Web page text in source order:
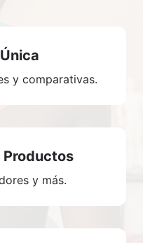
y comparativas.
y más.